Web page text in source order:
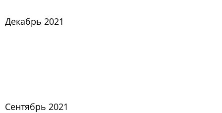
Декабрь 2021
Сентябрь 2021